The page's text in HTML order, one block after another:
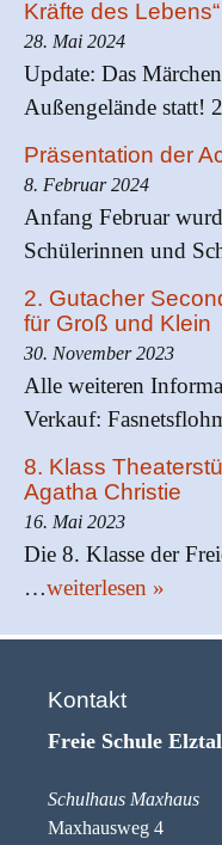
Kräfte des Lebens“
28. Mai 2024
Update: Das
Außengelände statt!
Präsentation der
8. Februar 2024
Anfang Februar
Schülerinnen und
2. Gutacher
für Groß und Klein
30. November 2023
Alle weiteren
Verkauf:
8. Klass
Agatha Christie
16. Mai 2023
Die 8. Klasse der
…weiterlesen »
Kontakt
Freie Schule Elztal
Schulhaus Maxhaus
Maxhausweg 4